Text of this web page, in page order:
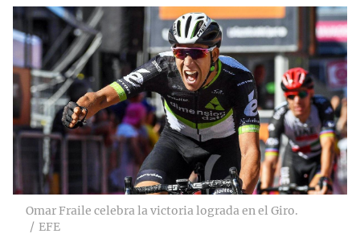
Omar Fraile celebra la victoria lograda en el Giro.
EFE